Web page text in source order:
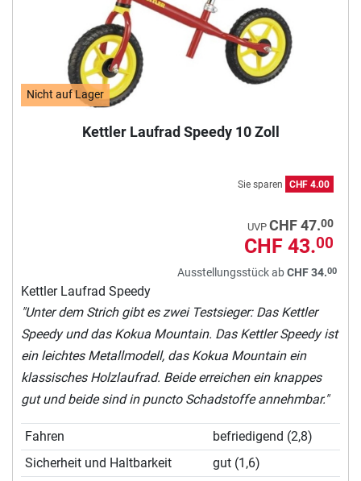
Nicht auf Lager
Kettler Laufrad Speedy 10 Zoll
Sie sparen CHF 4.00
UVP CHF 47.00
CHF 43.00
Ausstellungsstück abCHF 34.00
Kettler Laufrad Speedy
"Unter dem Strich gibt es zwei Testsieger: Das Kettler
Speedy und das Kokua Mountain. Das Kettler Speedy ist
ein leichtes Metallmodell, das Kokua Mountain ein
klassisches Holzlaufrad. Beide erreichen ein knappes
gut und beide sind in puncto Schadstoffe annehmbar."
Fahren
befriedigend (2,8)
Sicherheit und Haltbarkeit
gut (1,6)